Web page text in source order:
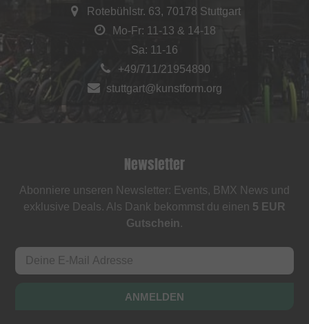
Rotebühlstr. 63, 70178 Stuttgart
Mo-Fr: 11-13 & 14-18
Sa: 11-16
+49/711/21954890
stuttgart@kunstform.org
Newsletter
Abonniere unseren Newsletter: Events, BMX News und
exklusive Deals. Als Dank bekommst du einen 5 EUR
Gutschein.
ANMELDEN